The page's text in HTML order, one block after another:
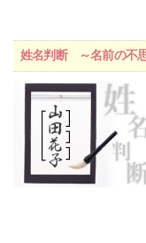
姓名判断 ～名前の不